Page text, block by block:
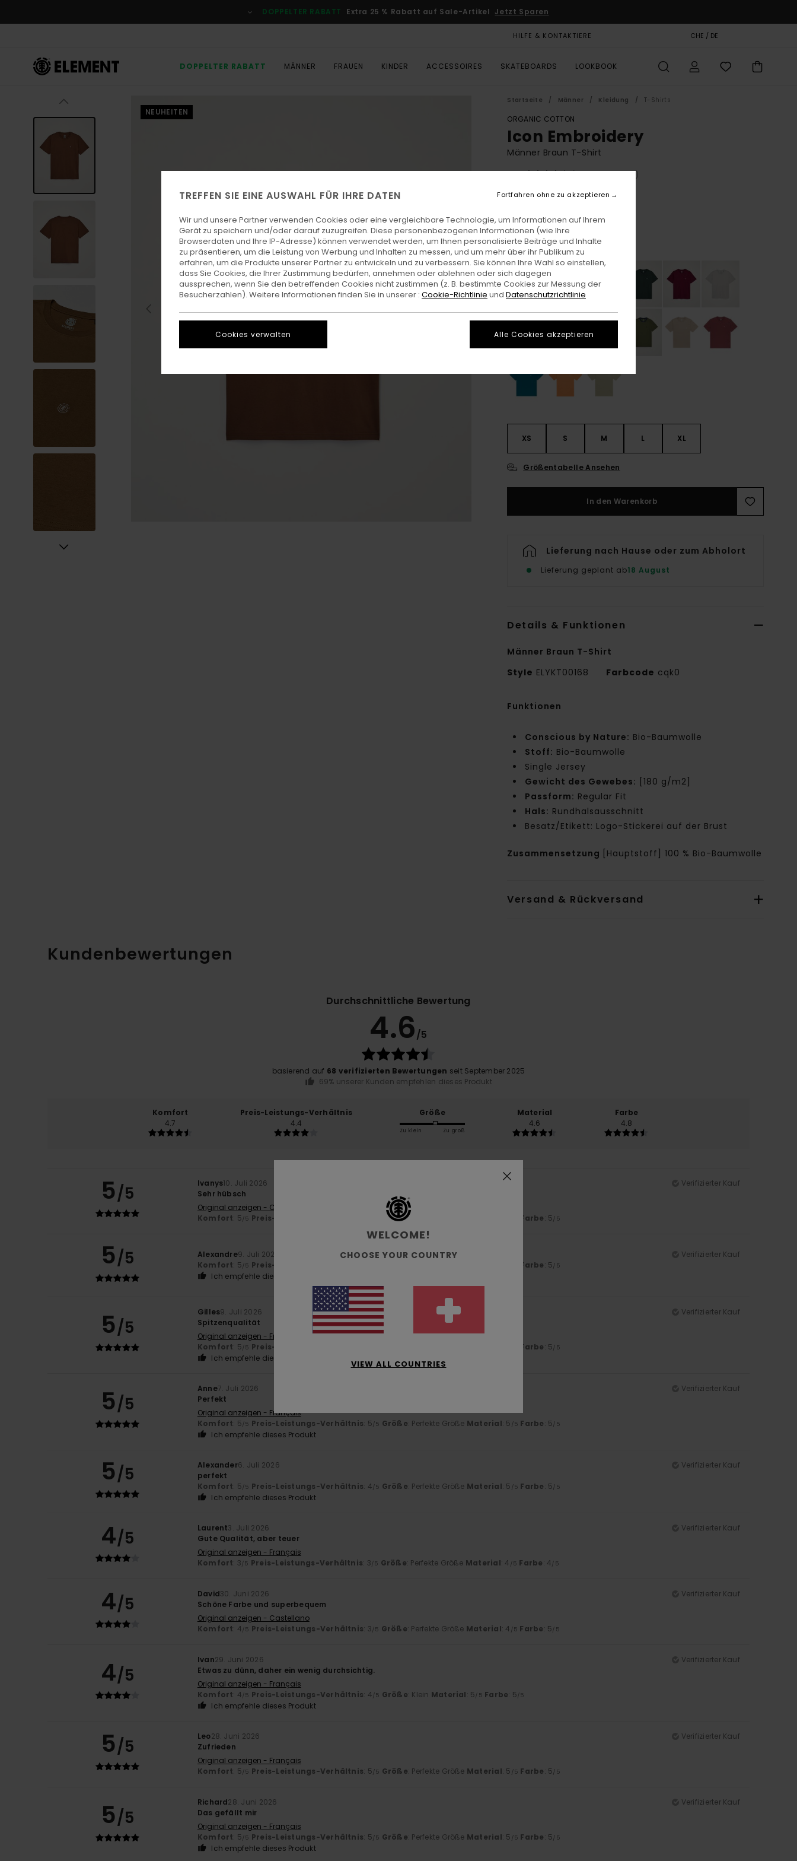
Produktinformation
DOPPELTER RABATT Extra 25 % Rabatt auf Sale-Artikel Jetzt Sparen
HILFE & KONTAKTIERE CHE / DE
DOPPELTER RABATT MÄNNER FRAUEN KINDER ACCESSOIRES SKATEBOARDS LOOKBOOK
NEUHEITEN
Startseite Männer Kleidung T-Shirts
ORGANIC COTTON
Icon Embroidery
Männer Braun T-Shirt
4.6
(68 Bewertungen)
ECO-BONUS
FarbeSepia
XS S M L XL
Größentabelle Ansehen
In den Warenkorb
Lieferung nach Hause oder zum Abholort
Lieferung geplant ab18 August
Details & Funktionen
Männer Braun T-Shirt
Style ELYKT00168 Farbcode cqk0
Funktionen
Conscious by Nature: Bio-Baumwolle
Stoff: Bio-Baumwolle
Single Jersey
Gewicht des Gewebes: [180 g/m2]
Passform: Regular Fit
Hals: Rundhalsausschnitt
Besatz/Etikett: Logo-Stickerei auf der Brust
Zusammensetzung [Hauptstoff] 100 % Bio-Baumwolle
Versand & Rückversand
Kundenbewertungen
Durchschnittliche Bewertung
4.6/5
basierend auf 68 verifizierten Bewertungen seit September 2025
69% unserer Kunden empfehlen dieses Produkt
Komfort
4.7
Preis-Leistungs-Verhältnis
4.4
Größe
Zu klein Zu groß
Material
4.6
Farbe
4.8
5/5 Ivanys10. Juli 2026
Verifizierter Kauf
Sehr hübsch
Original anzeigen - Castellano
Komfort: 5 /5 Preis-Leistungs-Verhältnis Größe: Perfekte Größe Farbe: 5 /5
5/5 Alexandre9. Juli 2026
Verifizierter Kauf
Komfort: 5 /5 Preis-Leistungs-Verhältnis Farbe: 5 /5
Ich empfehle dieses Produkt
5/5
Gilles9. Juli 2026
Verifizierter Kauf
Spitzenqualität
Original anzeigen - Français
Komfort: 5 /5 Preis-Leistungs-Verhältnis Farbe: 5 /5
Ich empfehle dieses Produkt
5/5
Anne7. Juli 2026
Verifizierter Kauf
Perfekt
Original anzeigen - Français
Komfort: 5 /5 Preis-Leistungs-Verhältnis: 5 /5 Größe: Perfekte Größe Material: 5 /5 Farbe: 5 /5
Ich empfehle dieses Produkt
5/5 Alexander6. Juli 2026
Verifizierter Kauf
perfekt
Komfort: 5 /5 Preis-Leistungs-Verhältnis: 4 /5 Größe: Perfekte Größe Material: 5 /5 Farbe: 5 /5
Ich empfehle dieses Produkt
4/5 Laurent3. Juli 2026
Verifizierter Kauf
Gute Qualität, aber teuer
Original anzeigen - Français
Komfort: 3 /5 Preis-Leistungs-Verhältnis: 3 /5 Größe: Perfekte Größe Material: 4 /5 Farbe: 4 /5
4/5 David30. Juni 2026
Verifizierter Kauf
Schöne Farbe und superbequem
Original anzeigen - Castellano
Komfort: 4 /5 Preis-Leistungs-Verhältnis: 3 /5 Größe: Perfekte Größe Material: 4 /5 Farbe: 5 /5
4/5
Ivan29. Juni 2026
Verifizierter Kauf
Etwas zu dünn, daher ein wenig durchsichtig.
Original anzeigen - Français
Komfort: 4 /5 Preis-Leistungs-Verhältnis: 4 /5 Größe: Klein Material: 5 /5 Farbe: 5 /5
Ich empfehle dieses Produkt
5/5 Leo28. Juni 2026
Verifizierter Kauf
Zufrieden
Original anzeigen - Français
Komfort: 5 /5 Preis-Leistungs-Verhältnis: 5 /5 Größe: Perfekte Größe Material: 5 /5 Farbe: 5 /5
5/5
Richard28. Juni 2026
Verifizierter Kauf
Das gefällt mir
Original anzeigen - Français
Komfort: 5 /5 Preis-Leistungs-Verhältnis: 5 /5 Größe: Perfekte Größe Material: 5 /5 Farbe: 5 /5
Ich empfehle dieses Produkt
WELCOME!
CHOOSE YOUR COUNTRY
VIEW ALL COUNTRIES
TREFFEN SIE EINE AUSWAHL FÜR IHRE DATEN
Wir und unsere Partner verwenden Cookies oder eine vergleichbare Technologie, um Informationen auf Ihrem
Gerät zu speichern und/oder darauf zuzugreifen. Diese personenbezogenen Informationen (wie Ihre
Browserdaten und Ihre IP-Adresse) können verwendet werden, um Ihnen personalisierte Beiträge und Inhalte
zu präsentieren, um die Leistung von Werbung und Inhalten zu messen, und um mehr über ihr Publikum zu
erfahren, um die Produkte unserer Partner zu entwickeln und zu verbessern. Sie können Ihre Wahl so einstellen,
dass Sie Cookies, die Ihrer Zustimmung bedürfen, annehmen oder ablehnen oder sich dagegen
aussprechen, wenn Sie den betreffenden Cookies nicht zustimmen (z. B. bestimmte Cookies zur Messung der
Besucherzahlen). Weitere Informationen finden Sie in unserer : Cookie-Richtlinie und Datenschutzrichtlinie
Cookies verwalten
Fortfahren ohne zu akzeptieren
Alle Cookies akzeptieren